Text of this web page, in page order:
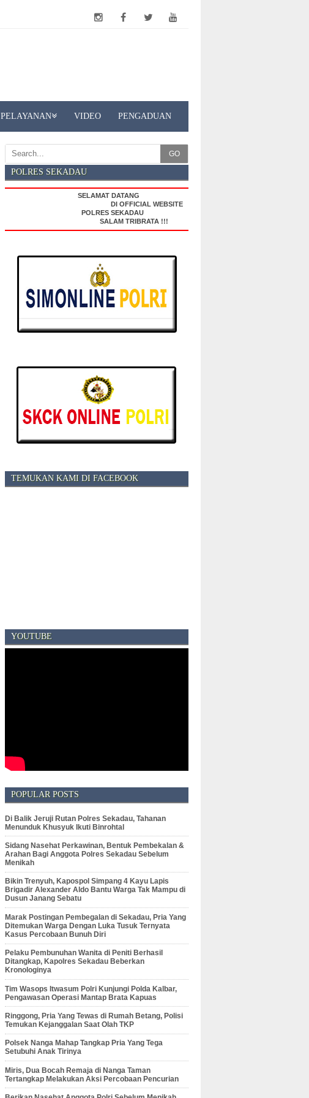
PELAYANAN VIDEO PENGADUAN
GO
POLRES SEKADAU
SELAMAT DATANG
DI OFFICIAL WEBSITE
POLRES SEKADAU
SALAM TRIBRATA !!!
TEMUKAN KAMI DI FACEBOOK
YOUTUBE
POPULAR POSTS
Di Balik Jeruji Rutan Polres Sekadau, Tahanan
Menunduk Khusyuk Ikuti Binrohtal
Sidang Nasehat Perkawinan, Bentuk Pembekalan &
Arahan Bagi Anggota Polres Sekadau Sebelum
Menikah
Bikin Trenyuh, Kapospol Simpang 4 Kayu Lapis
Brigadir Alexander Aldo Bantu Warga Tak Mampu di
Dusun Janang Sebatu
Marak Postingan Pembegalan di Sekadau, Pria Yang
Ditemukan Warga Dengan Luka Tusuk Ternyata
Kasus Percobaan Bunuh Diri
Pelaku Pembunuhan Wanita di Peniti Berhasil
Ditangkap, Kapolres Sekadau Beberkan
Kronologinya
Tim Wasops Itwasum Polri Kunjungi Polda Kalbar,
Pengawasan Operasi Mantap Brata Kapuas
Ringgong, Pria Yang Tewas di Rumah Betang, Polisi
Temukan Kejanggalan Saat Olah TKP
Polsek Nanga Mahap Tangkap Pria Yang Tega
Setubuhi Anak Tirinya
Miris, Dua Bocah Remaja di Nanga Taman
Tertangkap Melakukan Aksi Percobaan Pencurian